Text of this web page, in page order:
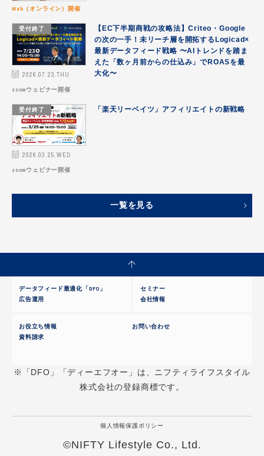
Web（オンライン）開催
受付終了
2026.07.23.THU
zoomウェビナー開催
【EC下半期商戦の攻略法】Criteo・Google
の次の一手！未リーチ層を開拓するLogicad×
最新データフィード戦略 〜AIトレンドを踏ま
えた「数ヶ月前からの仕込み」でROASを最
大化〜
受付終了
2026.03.25.WED
zoomウェビナー開催
「楽天リーベイツ」アフィリエイトの新戦略
一覧を見る
データフィード最適化「DFO」
広告運用
セミナー
会社情報
お役立ち情報
お問い合わせ
資料請求
※「DFO」「ディーエフオー」は、ニフティライフスタイル
株式会社の登録商標です。
個人情報保護ポリシー
©NIFTY Lifestyle Co., Ltd.